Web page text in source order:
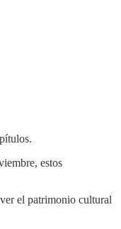
estos
el patrimonio cultural